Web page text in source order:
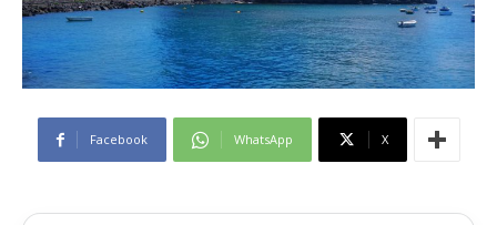
Facebook WhatsApp X